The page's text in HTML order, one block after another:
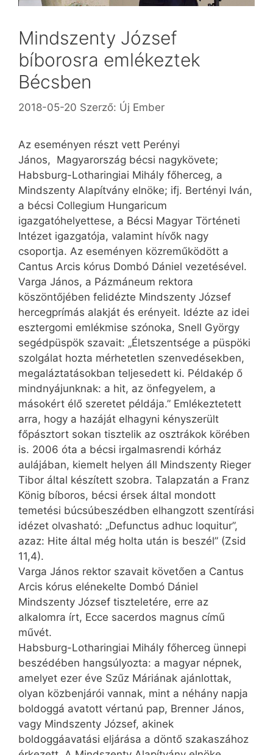
Mindszenty József
bíborosra emlékeztek
Bécsben
2018-05-20 Szerző: Új Ember
Az eseményen részt vett Perényi
János, Magyarország bécsi nagykövete;
Habsburg-Lotharingiai Mihály főherceg, a
Mindszenty Alapítvány elnöke; ifj. Bertényi Iván,
a bécsi Collegium Hungaricum
igazgatóhelyettese, a Bécsi Magyar Történeti
Intézet igazgatója, valamint hívők nagy
csoportja. Az eseményen közreműködött a
Cantus Arcis kórus Dombó Dániel vezetésével.
Varga János, a Pázmáneum rektora
köszöntőjében felidézte Mindszenty József
hercegprímás alakját és erényeit. Idézte az idei
esztergomi emlékmise szónoka, Snell György
segédpüspök szavait: „Életszentsége a püspöki
szolgálat hozta mérhetetlen szenvedésekben,
megaláztatásokban teljesedett ki. Példakép ő
mindnyájunknak: a hit, az önfegyelem, a
másokért élő szeretet példája.” Emlékeztetett
arra, hogy a hazáját elhagyni kényszerült
főpásztort sokan tisztelik az osztrákok körében
is. 2006 óta a bécsi irgalmasrendi kórház
aulájában, kiemelt helyen áll Mindszenty Rieger
Tibor által készített szobra. Talapzatán a Franz
König bíboros, bécsi érsek által mondott
temetési búcsúbeszédben elhangzott szentírási
idézet olvasható: „Defunctus adhuc loquitur”,
azaz: Hite által még holta után is beszél” (Zsid
11,4).
Varga János rektor szavait követően a Cantus
Arcis kórus elénekelte Dombó Dániel
Mindszenty József tiszteletére, erre az
alkalomra írt, Ecce sacerdos magnus című
művét.
Habsburg-Lotharingiai Mihály főherceg ünnepi
beszédében hangsúlyozta: a magyar népnek,
amelyet ezer éve Szűz Máriának ajánlottak,
olyan közbenjárói vannak, mint a néhány napja
boldoggá avatott vértanú pap, Brenner János,
vagy Mindszenty József, akinek
boldoggáavatási eljárása a döntő szakaszához